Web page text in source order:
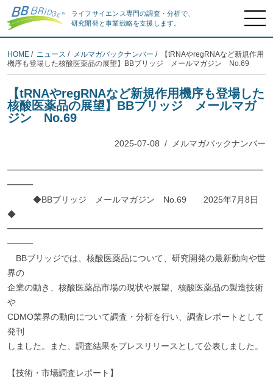
ライフサイエンス専門の調査・分析で、
研究開発と事業戦略を支援します。
HOME / ニュース / メルマガバックナンバー / 【tRNAやregRNAなど新規作用
機序も登場した核酸医薬品の展望】BBブリッジ メールマガジン No.69
【tRNAやregRNAなど新規作用機序も登場した
核酸医薬品の展望】BBブリッジ メールマガ
ジン No.69
2025-07-08 / メルマガバックナンバー
━━━━━━━━━━━━━━━━━━━━━━━━━━━━━━
━━━
◆BBブリッジ メールマガジン No.69 2025年7月8日
◆
━━━━━━━━━━━━━━━━━━━━━━━━━━━━━━
━━━
BBブリッジでは、核酸医薬品について、研究開発の最新動向や世
界の
企業の動き、核酸医薬品市場の現状や展望、核酸医薬品の製造技術
や
CDMO業界の動向について調査・分析を行い、調査レポートとして
発刊
しました。また、調査結果をプレスリリースとして公表しました。
【技術・市場調査レポート】